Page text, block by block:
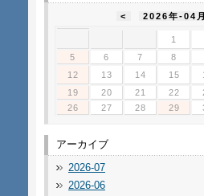
< 2026年-04月
1
5
6 7 8
12
13 14 15
19
20 21 22
26
27 28 29
アーカイブ
2026-07
2026-06